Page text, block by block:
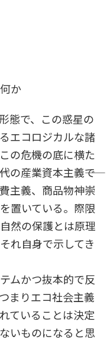
か
態で、この惑星の
エコロジカルな諸
の危機の底に横た
の産業資本主義――で
主義、商品物神崇
置いている。際限
然の保護とは原理
れ自身で示してき
ムかつ抜本的で反
まりエコ社会主義
ていることは決定
いものになると思